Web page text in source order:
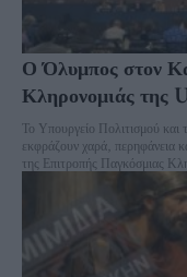
Ο Όλυμπος στον
Κληρονομιάς της
Το Υπουργείο Πολιτισμού και
εκφράζουν χαρά, περηφάνεια
της Επιτροπής Παγκόσμιας